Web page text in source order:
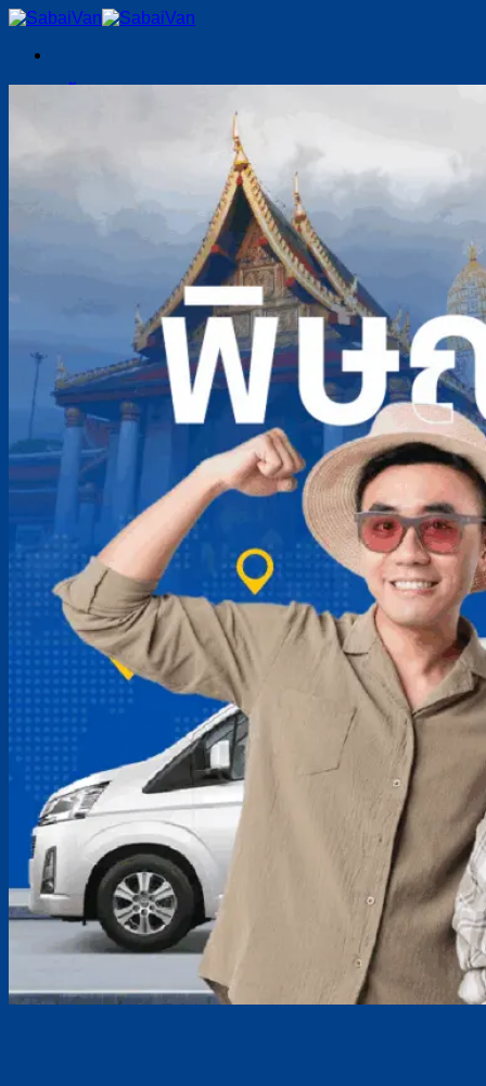
Skip
content
พิษณุโลก
พะเยา
อุตรดิตถ์
แม่ฮ่องสอน
บทความ
เกี่ยวกับเรา
ติดต่อเรา
ติดต่อสอบถามเพิ่มเติม
063-096-4955